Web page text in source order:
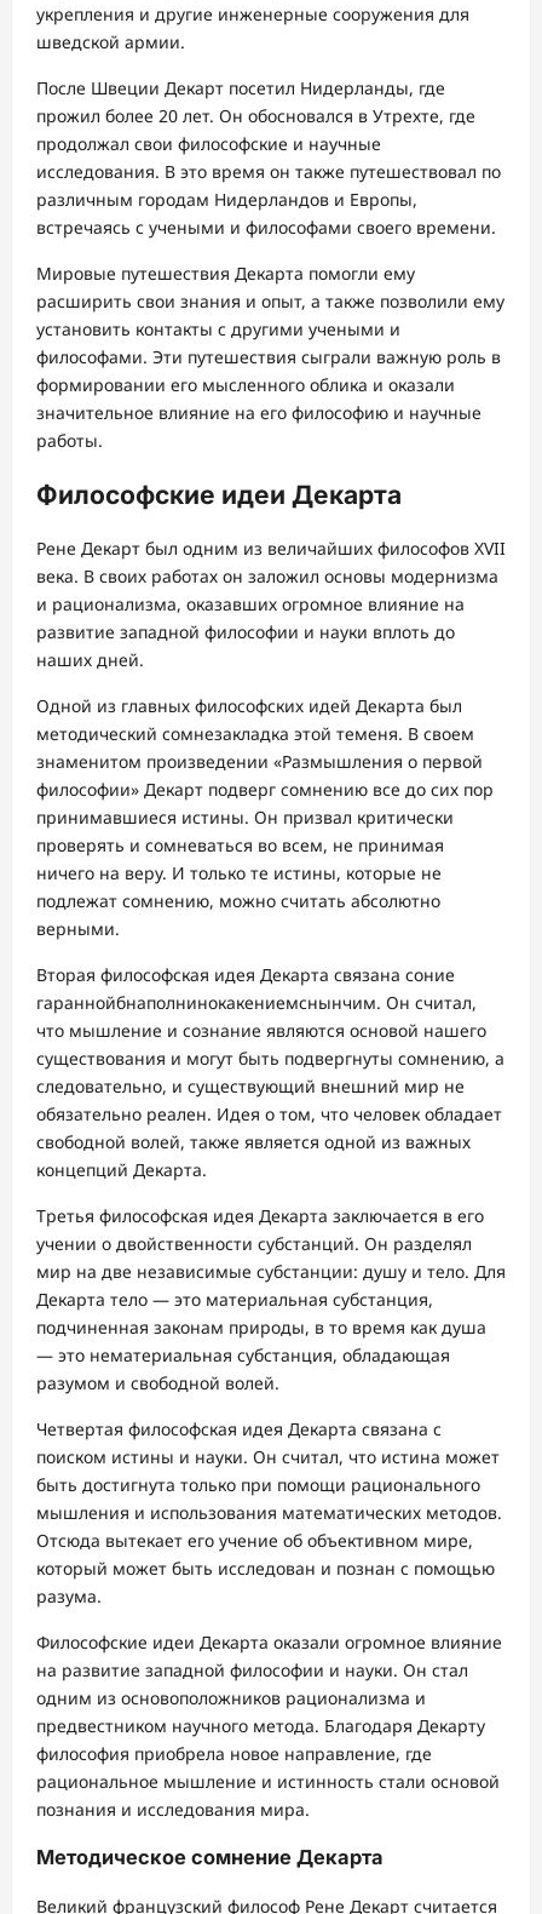
укрепления и другие инженерные сооружения для
шведской армии.
После Швеции Декарт посетил Нидерланды, где
прожил более 20 лет. Он обосновался в Утрехте, где
продолжал свои философские и научные
исследования. В это время он также путешествовал по
различным городам Нидерландов и Европы,
встречаясь с учеными и философами своего времени.
Мировые путешествия Декарта помогли ему
расширить свои знания и опыт, а также позволили ему
установить контакты с другими учеными и
философами. Эти путешествия сыграли важную роль в
формировании его мысленного облика и оказали
значительное влияние на его философию и научные
работы.
Философские идеи Декарта
Рене Декарт был одним из величайших философов XVII
века. В своих работах он заложил основы модернизма
и рационализма, оказавших огромное влияние на
развитие западной философии и науки вплоть до
наших дней.
Одной из главных философских идей Декарта был
методический сомнезакладка этой теменя. В своем
знаменитом произведении «Размышления о первой
философии» Декарт подверг сомнению все до сих пор
принимавшиеся истины. Он призвал критически
проверять и сомневаться во всем, не принимая
ничего на веру. И только те истины, которые не
подлежат сомнению, можно считать абсолютно
верными.
Вторая философская идея Декарта связана соние
гараннойбнаполнинокакениемснынчим. Он считал,
что мышление и сознание являются основой нашего
существования и могут быть подвергнуты сомнению, а
следовательно, и существующий внешний мир не
обязательно реален. Идея о том, что человек обладает
свободной волей, также является одной из важных
концепций Декарта.
Третья философская идея Декарта заключается в его
учении о двойственности субстанций. Он разделял
мир на две независимые субстанции: душу и тело. Для
Декарта тело — это материальная субстанция,
подчиненная законам природы, в то время как душа
— это нематериальная субстанция, обладающая
разумом и свободной волей.
Четвертая философская идея Декарта связана с
поиском истины и науки. Он считал, что истина может
быть достигнута только при помощи рационального
мышления и использования математических методов.
Отсюда вытекает его учение об объективном мире,
который может быть исследован и познан с помощью
разума.
Философские идеи Декарта оказали огромное влияние
на развитие западной философии и науки. Он стал
одним из основоположников рационализма и
предвестником научного метода. Благодаря Декарту
философия приобрела новое направление, где
рациональное мышление и истинность стали основой
познания и исследования мира.
Методическое сомнение Декарта
Великий французский философ Рене Декарт считается